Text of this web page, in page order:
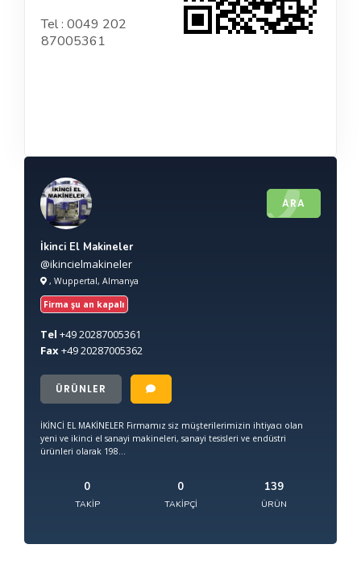
Tel : 0049 202
87005361
ARA
İkinci El Makineler
@ikincielmakineler
, Wuppertal, Almanya
Firma şu an kapalı
Tel +4920287005361
Fax+4920287005362
ÜRÜNLER
İKİNCİ EL MAKİNELER Firmamız siz müşterilerimizin ihtiyacı olan
yeni ve ikinci el sanayi makineleri, sanayi tesisleri ve endüstri
ürünleri olarak 198...
0
TAKIP
0
TAKIPÇI
139
ÜRÜN